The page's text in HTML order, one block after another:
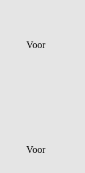
Voor
Voor